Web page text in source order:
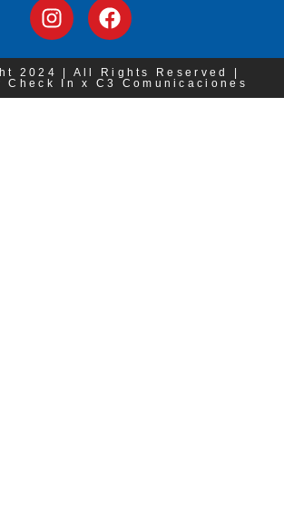
2024 | All Rights Reserved |
Check In x C3 Comunicaciones